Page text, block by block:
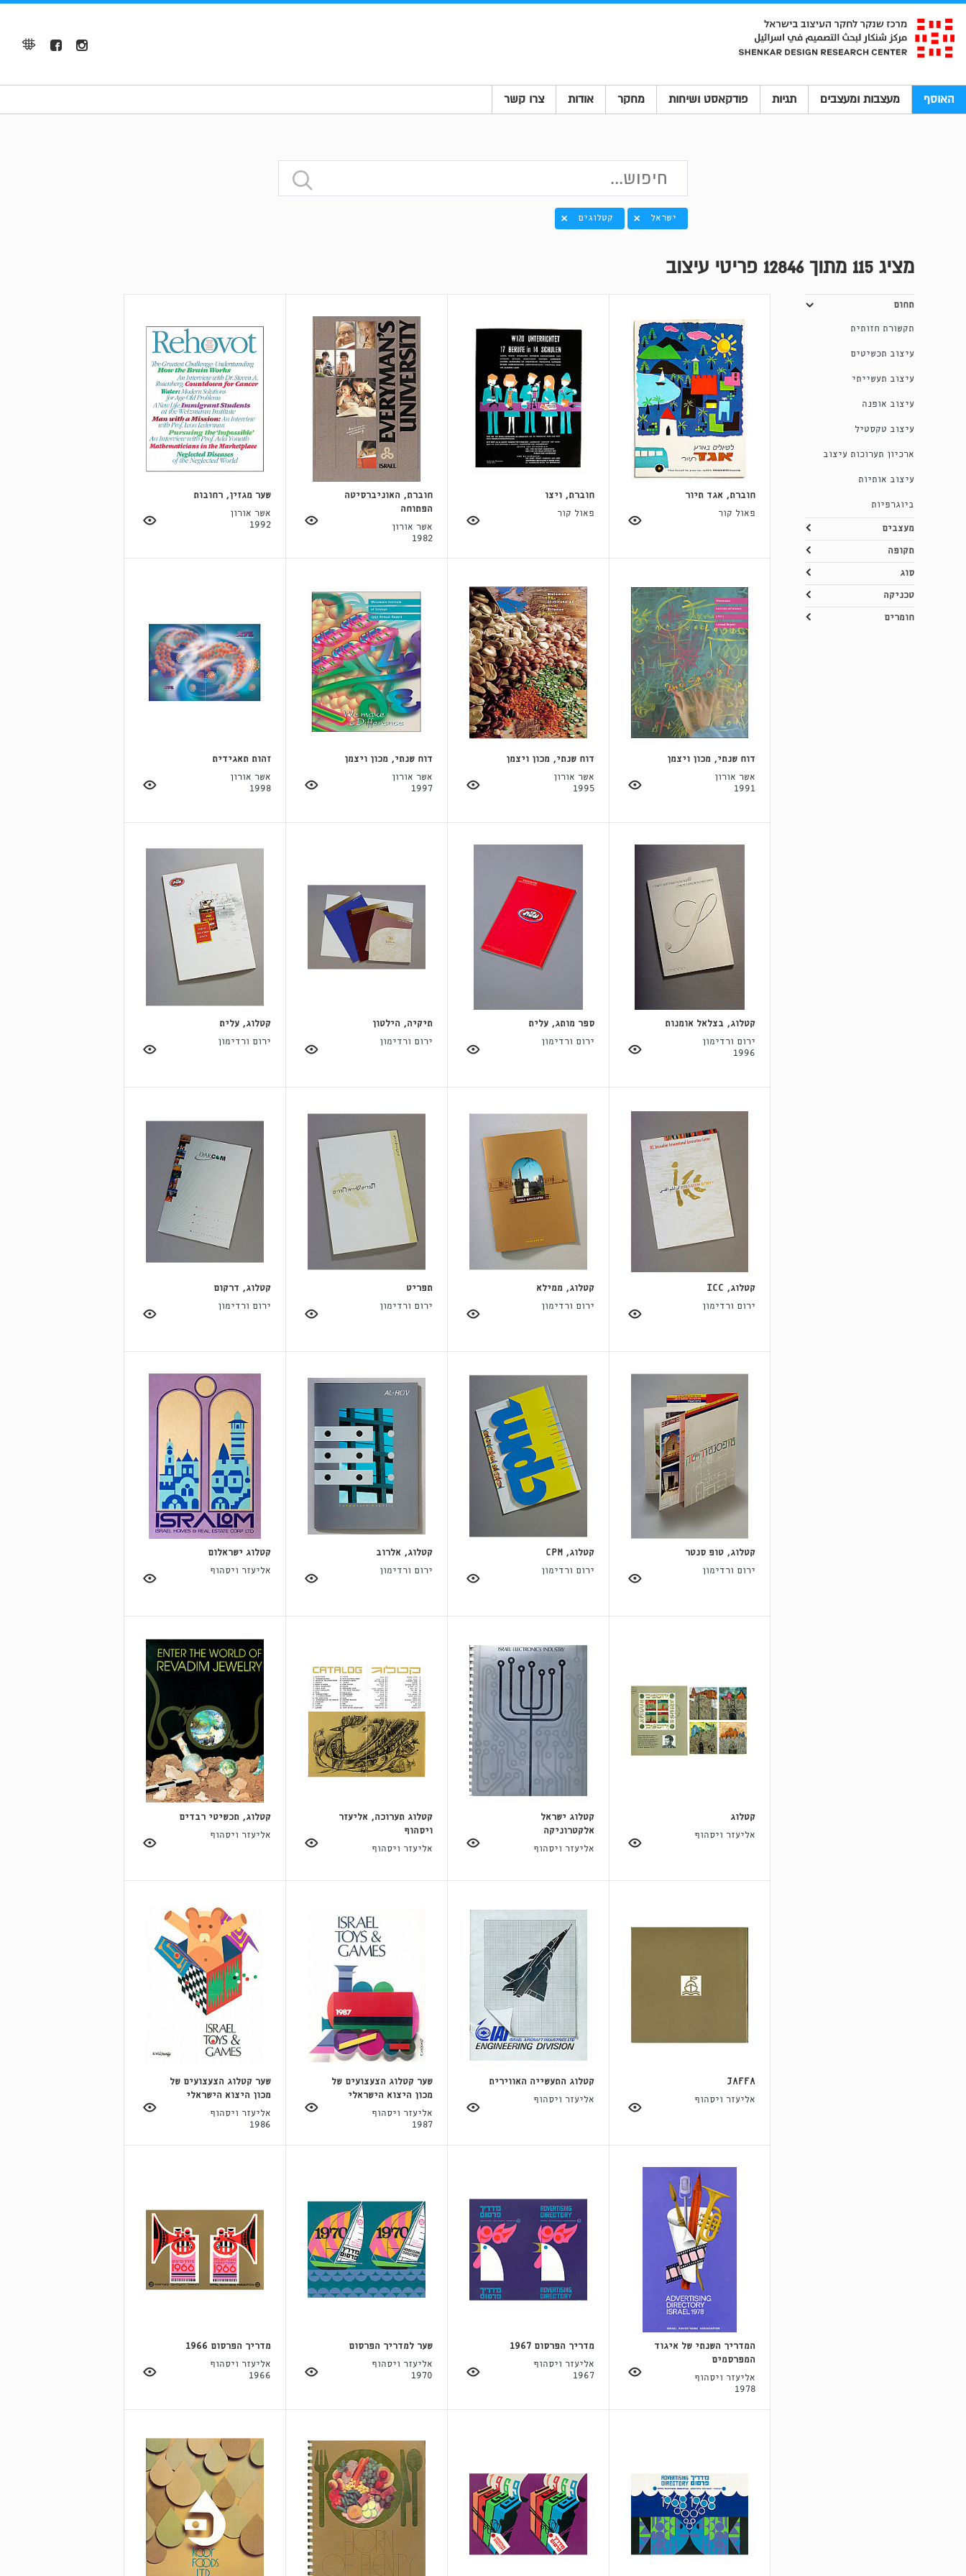
האוסף מעצבות ומעצבים תגיות פודקאסט ושיחות מחקר אודות צרו קשר
ישראל קטלוגים
מציג 115 מתוך 12846 פריטי עיצוב
תחום
תקשורת חזותית
עיצוב תכשיטים
עיצוב תעשייתי
עיצוב אופנה
עיצוב טקסטיל
ארכיון תערוכות עיצוב
עיצוב אותיות
ביוגרפיות
מעצבים
תקופה
סוג
טכניקה
חומרים
חוברת, אגד תיור
פאול קור
חוברת, ויצו
פאול קור
חוברת, האוניברסיטה
הפתוחה
אשר אורון
1982
שער מגזין, רחובות
אשר אורון
1992
דוח שנתי, מכון ויצמן
אשר אורון
1991
דוח שנתי, מכון ויצמן
אשר אורון
1995
דוח שנתי, מכון ויצמן
אשר אורון
1997
זהות תאגידית
אשר אורון
1998
קטלוג, בצלאל אומנות
ירום ורדימון
1996
ספר מותג, עלית
ירום ורדימון
תיקיה, הילטון
ירום ורדימון
קטלוג, עלית
ירום ורדימון
קטלוג, ICC
ירום ורדימון
קטלוג, ממילא
ירום ורדימון
תפריט
ירום ורדימון
קטלוג, דרקום
ירום ורדימון
קטלוג, טופ סנטר
ירום ורדימון
קטלוג, CPM
ירום ורדימון
קטלוג, אלרוב
ירום ורדימון
קטלוג ישראלום
אליעזר ויסהוף
קטלוג
אליעזר ויסהוף
קטלוג ישראל
אלקטרוניקה
אליעזר ויסהוף
קטלוג תערוכה, אליעזר
ויסהוף
אליעזר ויסהוף
קטלוג, תכשיטי רבדים
אליעזר ויסהוף
JAFFA
אליעזר ויסהוף
קטלוג התעשייה האווירית
אליעזר ויסהוף
שער קטלוג הצעצועים של
מכון היצוא הישראלי
אליעזר ויסהוף
1987
שער קטלוג הצעצועים של
מכון היצוא הישראלי
אליעזר ויסהוף
1986
המדריך השנתי של איגוד
המפרסמים
אליעזר ויסהוף
1978
מדריך הפרסום 1967
אליעזר ויסהוף
1967
שער למדריך הפרסום
אליעזר ויסהוף
1970
מדריך הפרסום 1966
אליעזר ויסהוף
1966